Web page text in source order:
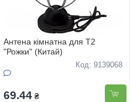
Антена кiмнатна для Т2
"Рожки" (Китай)
Код: 9139068
69.44 ₴